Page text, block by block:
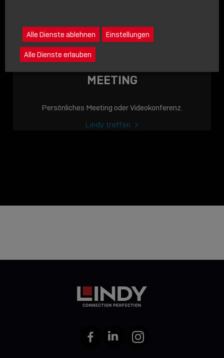
LINDY ACADEMY
JETZT ONLINE
VERFÜGBAR: DIE
LINDY ACADEMY –
WISSEN, DASMEETING
Persönliches Meeting oder Videokonferenz.
Lindy treffen
FacebookLinkedIn Instagram
Alle Dienste ablehnen Einstellungen
Alle Dienste erlauben